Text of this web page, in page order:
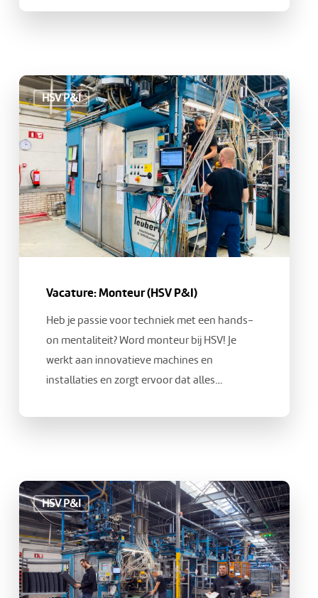
HSV P&I
Vacature:
Monteur
(HSV
P&I)
Vacature: Monteur (HSV P&I)
Heb je passie voor techniek met een hands-
on mentaliteit? Word monteur bij HSV! Je
werkt aan innovatieve machines en
installaties en zorgt ervoor dat alles…
HSV P&I
Vacature:
Technisch
Operator
Productie
(HSV
P&I)